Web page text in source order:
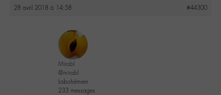
28 avril 2018 à 14:58 #44300
Mirabl
@mirabl
Labohémien
233 messages